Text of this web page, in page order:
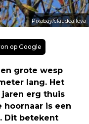
Pixabay/claudealleva
op Google
grote wesp
lang. Het
erg thuis
hoornaar is een
Dit betekent